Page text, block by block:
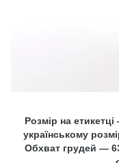
Розмір на
українському
Обхват грудей —